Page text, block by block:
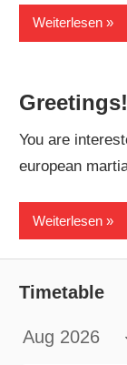
HEMA
Weiterlesen
Greetings!
You are
european
Weiterlesen
Timetable